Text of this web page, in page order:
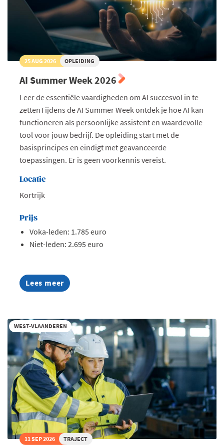
25 AUG 2026 OPLEIDING
AI Summer Week 2026
Leer de essentiële vaardigheden om AI succesvol in te
zettenTijdens de AI Summer Week ontdek je hoe AI kan
functioneren als persoonlijke assistent en waardevolle
tool voor jouw bedrijf. De opleiding start met de
basisprincipes en eindigt met geavanceerde
toepassingen. Er is geen voorkennis vereist.
Locatie
Kortrijk
Prijs
Voka-leden: 1.785 euro
Niet-leden: 2.695 euro
Lees meer
about
AI
2026
WEST-VLAANDEREN
11 SEP 2026 TRAJECT